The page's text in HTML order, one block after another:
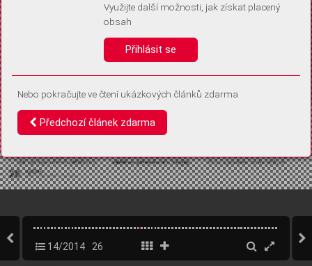
Vaše souhlasy a odmítnutí si ukládáme do vašeho zařízení, abychom se
vás už příště znovu neptali. Můžete je kdykoli později upravit ve Správě
14/2014 26
Využijte další možnosti, jak získat placený
obsah
Přihlásit se
Nebo pokračujte ve čtení ukázkových článků zdarma
Předchozí článek zdarma